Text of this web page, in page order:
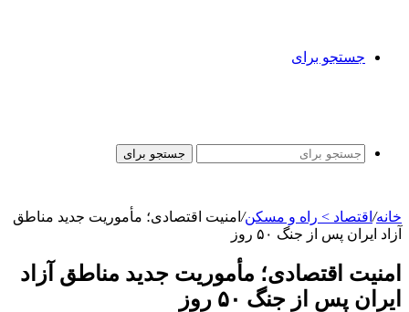
جستجو برای
جستجو برای
خانه/ اقتصاد > راه و مسکن/ امنیت اقتصادی؛ مأموریت جدید مناطق
آزاد ایران پس از جنگ ۵۰ روز
امنیت اقتصادی؛ مأموریت جدید مناطق آزاد
ایران پس از جنگ ۵۰ روز